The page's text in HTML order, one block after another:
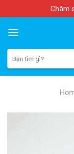
to
content
Chăm
for: